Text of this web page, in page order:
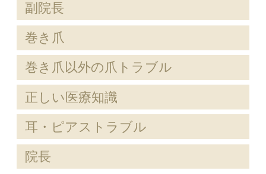
副院長
巻き爪
巻き爪以外の爪トラブル
正しい医療知識
耳・ピアストラブル
院長